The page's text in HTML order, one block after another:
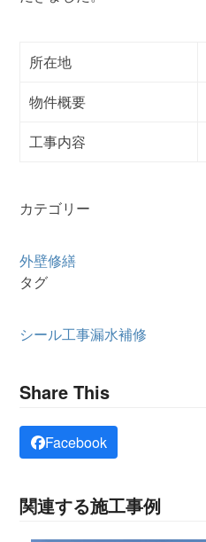
所在地
物件概要
工事内容
カテゴリー
外壁修繕
タグ
シール工事漏水補修
Share This
Facebook
関連する施工事例